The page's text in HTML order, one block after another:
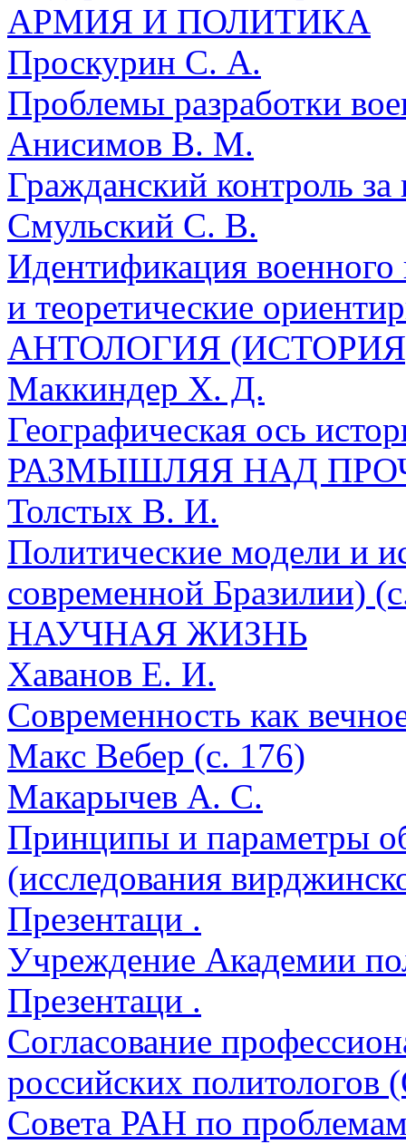
АРМИЯ И ПОЛИТИКА
Проскурин С. А.
Проблемы разработки
Анисимов В. М.
Гражданский контроль
Смульский С. В.
Идентификация военного
и теоретические
АНТОЛОГИЯ
Маккиндер Х. Д.
Географическая ось
РАЗМЫШЛЯЯ НАД
Толстых В. И.
Политические модели и
современной Бразилии)
НАУЧНАЯ ЖИЗНЬ
Хаванов Е. И.
Современность как
Макс Вебер (с. 176)
Макарычев А. С.
Принципы и параметры
(исследования
Презентаци .
Учреждение Академии
Презентаци .
Согласование
российских политологов
Совета РАН по